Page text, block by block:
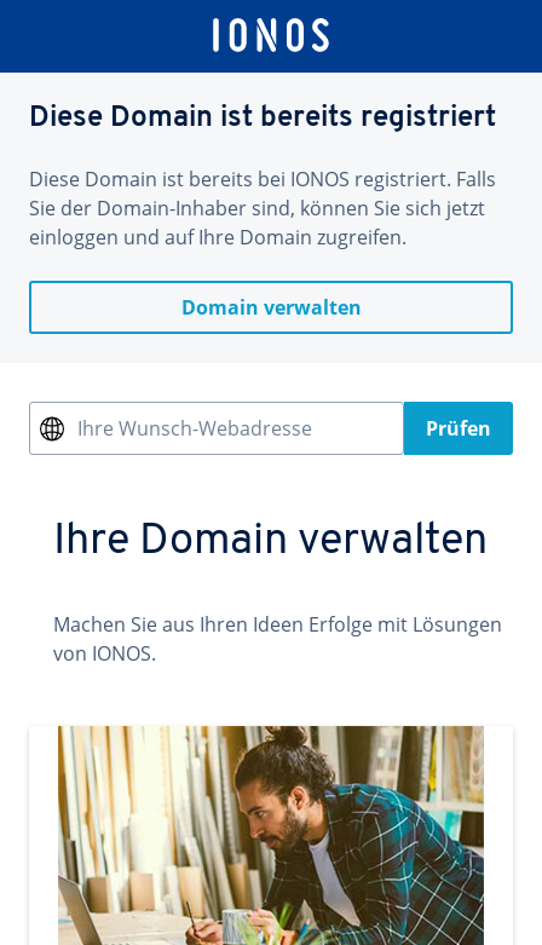
Diese Domain ist bereits registriert
Diese Domain ist bereits bei IONOS registriert. Falls
Sie der Domain-Inhaber sind, können Sie sich jetzt
einloggen und auf Ihre Domain zugreifen.
Domain verwalten
Ihre Wunsch-Webadresse Prüfen
Ihre Domain verwalten
Machen Sie aus Ihren Ideen Erfolge mit Lösungen
von IONOS.